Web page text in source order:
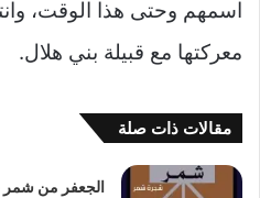
اسمهم وحتى هذا الوقت،
معركتها مع قبيلة بني هلال.
مقالات ذات صلة
الجعفر من شمر